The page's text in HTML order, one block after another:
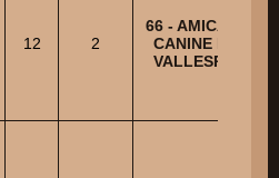
12 2
66 - AMICALE
CANINE DU
VALLESPIR